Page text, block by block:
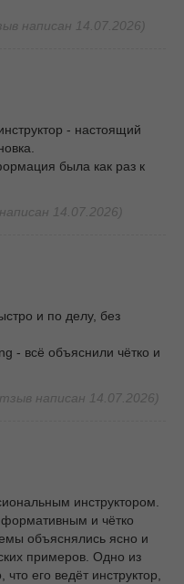
написан 14.07.2026)
- настоящий
была как раз к
14.07.2026)
и по делу, без
- всё объяснили чётко и
написан 14.07.2026)
инструктором.
и чётко
объяснялись ясно и
примеров. Одно из
его ведёт инструктор,